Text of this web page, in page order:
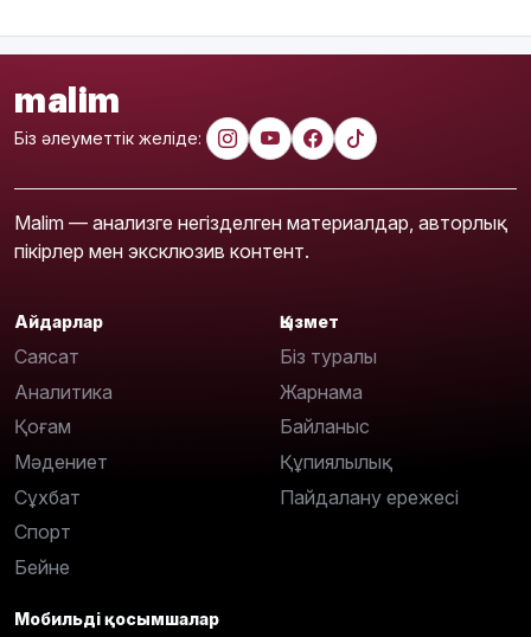
malim
Біз әлеуметтік желіде:
Malim — анализге негізделген материалдар, авторлық
пікірлер мен эксклюзив контент.
Айдарлар
Саясат
Аналитика
Қоғам
Мәдениет
Сұхбат
Спорт
Бейне
Қызмет
Біз туралы
Жарнама
Байланыс
Құпиялылық
Пайдалану ережесі
Мобильді қосымшалар